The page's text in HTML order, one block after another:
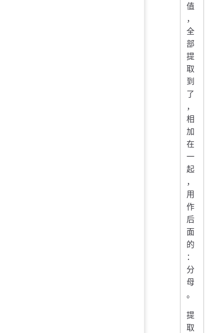
值
，
全
部
提
取
到
了
，
相
加
在
一
起
，
用
作
后
面
的
：
分
母
。
提
取